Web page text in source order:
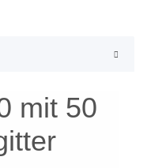
mit 50